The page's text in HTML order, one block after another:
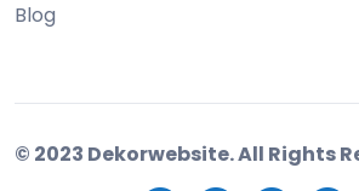
Blog
© 2023 Dekorwebsite. All Rights